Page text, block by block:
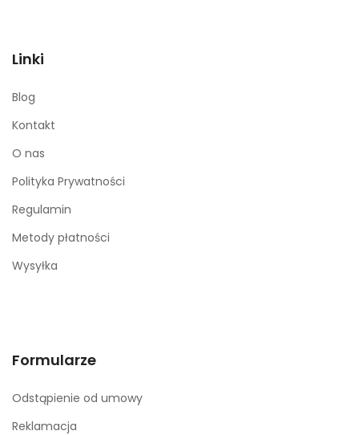
Linki
Blog
Kontakt
O nas
Polityka Prywatności
Regulamin
Metody płatności
Wysyłka
Formularze
Odstąpienie od umowy
Reklamacja